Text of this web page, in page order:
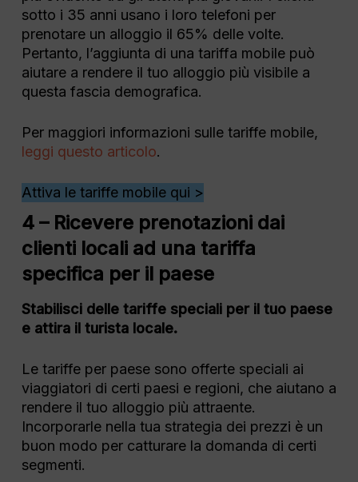
sotto i 35 anni usano i loro telefoni per
prenotare un alloggio il 65% delle volte.
Pertanto, l’aggiunta di una tariffa mobile può
aiutare a rendere il tuo alloggio più visibile a
questa fascia demografica.
Per maggiori informazioni sulle tariffe mobile,
leggi questo articolo.
Attiva le tariffe mobile qui >
4 – Ricevere prenotazioni dai
clienti locali ad una tariffa
specifica per il paese
Stabilisci delle tariffe speciali per il tuo paese
e attira il turista locale.
Le tariffe per paese sono offerte speciali ai
viaggiatori di certi paesi e regioni, che aiutano a
rendere il tuo alloggio più attraente.
Incorporarle nella tua strategia dei prezzi è un
buon modo per catturare la domanda di certi
segmenti.